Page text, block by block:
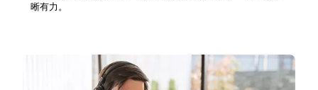
晰有力。